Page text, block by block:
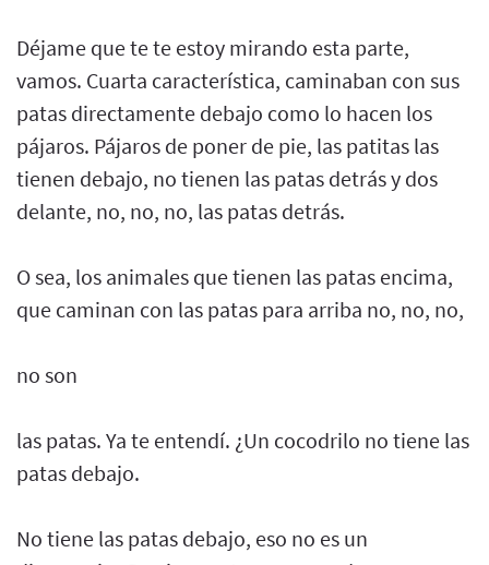
Déjame que te te estoy mirando esta parte,
vamos. Cuarta característica, caminaban con sus
patas directamente debajo como lo hacen los
pájaros. Pájaros de poner de pie, las patitas las
tienen debajo, no tienen las patas detrás y dos
delante, no, no, no, las patas detrás.
O sea, los animales que tienen las patas encima,
que caminan con las patas para arriba no, no, no,
no son
las patas. Ya te entendí. ¿Un cocodrilo no tiene las
patas debajo.
No tiene las patas debajo, eso no es un